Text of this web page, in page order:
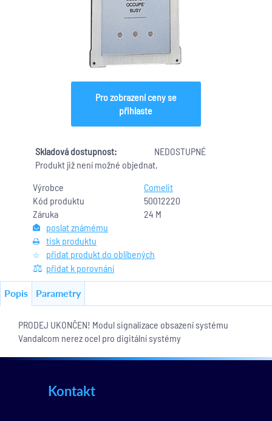
Výrobce
Comelit
Kód produktu
50012220
Záruka
24 M
poslat známému
tisk produktu
přidat produkt do oblíbených
přidat k porovnání
Pro zobrazení ceny se
přihlaste
Skladová dostupnost:
NEDOSTUPNÉ
Produkt již není možné objednat.
Popis Parametry
PRODEJ UKONČEN! Modul signalizace obsazení systému
Vandalcom nerez ocel pro digitální systémy
Kontakt